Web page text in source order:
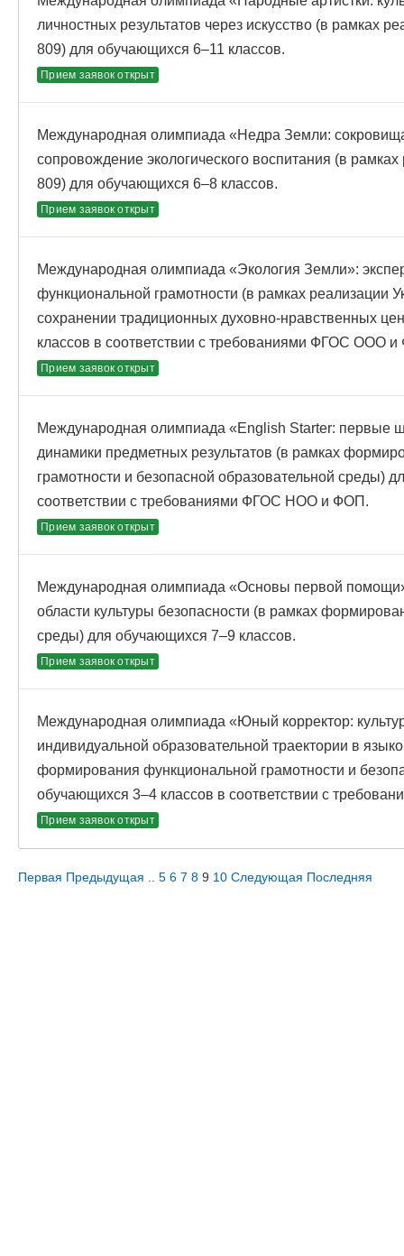
личностных результатов через искусство (в рамках
809) для обучающихся 6–11 классов.
Прием заявок открыт
Международная олимпиада «Недра Земли:
сопровождение экологического воспитания (в
809) для обучающихся 6–8 классов.
Прием заявок открыт
Международная олимпиада «Экология Земли»:
функциональной грамотности (в рамках реализации
сохранении традиционных духовно-нравственных
классов в соответствии с требованиями ФГОС ООО
Прием заявок открыт
Международная олимпиада «English Starter: первые
динамики предметных результатов (в рамках
грамотности и безопасной образовательной среды)
соответствии с требованиями ФГОС НОО и ФОП.
Прием заявок открыт
Международная олимпиада «Основы первой
области культуры безопасности (в рамках
среды) для обучающихся 7–9 классов.
Прием заявок открыт
Международная олимпиада «Юный корректор:
индивидуальной образовательной траектории в
формирования функциональной грамотности и
обучающихся 3–4 классов в соответствии с
Прием заявок открыт
Первая Предыдущая 5 6 7 8 9 10 Следующая Последняя